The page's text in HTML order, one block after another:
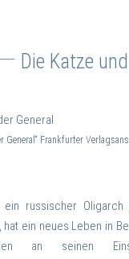
Die Katze
General“ Frankfurter
ein russischer
hat ein neues Leben in
an seinen